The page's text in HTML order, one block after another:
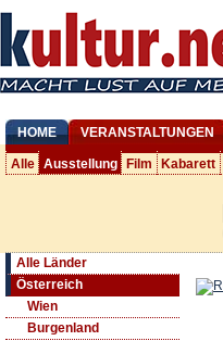
HOME VERANSTALTUNGEN
Alle Ausstellung Film Kabarett
Alle Länder
Österreich
Wien
Burgenland